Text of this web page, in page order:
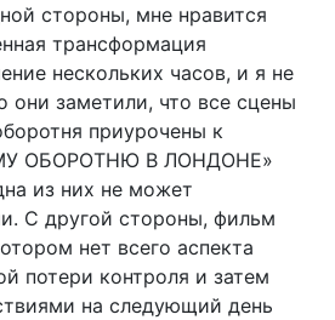
стороны, мне нравится
трансформация
нескольких часов, и я не
они заметили, что все сцены
приурочены к
ОБОРОТНЮ В ЛОНДОНЕ»
из них не может
С другой стороны, фильм
нет всего аспекта
потери контроля и затем
на следующий день